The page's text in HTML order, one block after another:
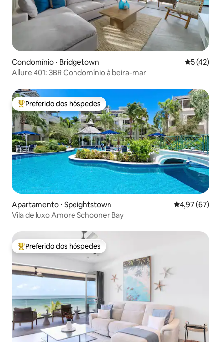
Condomínio ⋅ Bridgetown 5 de uma
5 (42)
Allure 401: 3BR Condomínio à beira-mar
Entre os melhores preferidos dos hóspedes
Preferido dos hóspedes
Apartamento ⋅ Speightstown 4,97 de uma
4,97 (67)
Vila de luxo Amore Schooner Bay
Entre os melhores preferidos dos hóspedes
Preferido dos hóspedes